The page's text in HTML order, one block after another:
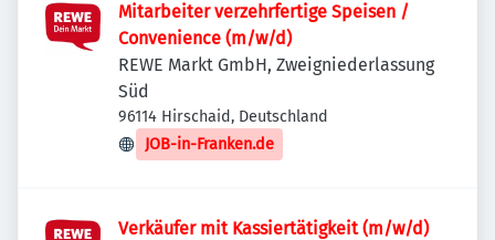
Mitarbeiter verzehrfertige Speisen /
Convenience (m/w/d)
REWE Markt GmbH, Zweigniederlassung
Süd
96114 Hirschaid, Deutschland
JOB-in-Franken.de
Verkäufer mit Kassiertätigkeit (m/w/d)